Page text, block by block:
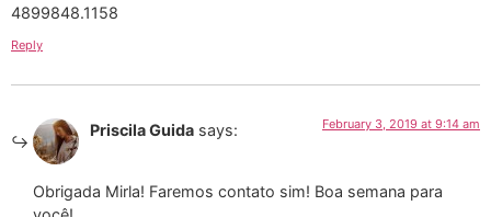
4899848.1158
Reply
Priscila Guida says: February 3, 2019 at 9:14 am
Obrigada Mirla! Faremos contato sim! Boa semana para